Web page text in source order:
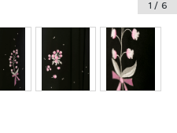
1 / 6